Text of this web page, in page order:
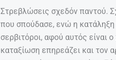
Στρεβλώσεις σχεδόν παντού.
που σπούδασε, ενώ η κατάληξη
σερβιτόροι, αφού αυτός είναι
καταξίωση επηρεάζει και τον